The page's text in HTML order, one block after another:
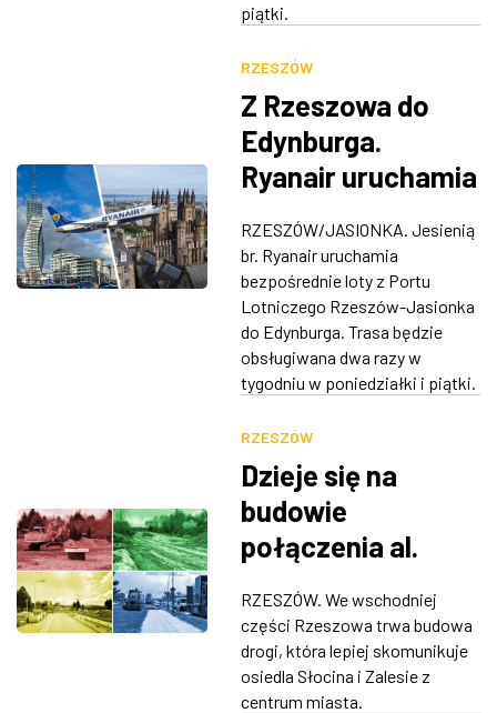
piątki.
RZESZÓW
Z Rzeszowa do
Edynburga.
Ryanair uruchamia
RZESZÓW/JASIONKA. Jesienią
br. Ryanair uruchamia
bezpośrednie loty z Portu
Lotniczego Rzeszów-Jasionka
do Edynburga. Trasa będzie
obsługiwana dwa razy w
tygodniu w poniedziałki i piątki.
RZESZÓW
Dzieje się na
budowie
połączenia al.
z ul.
Wieniawskiego
[ZDJĘCIA]
RZESZÓW. We wschodniej
części Rzeszowa trwa budowa
drogi, która lepiej skomunikuje
osiedla Słocina i Zalesie z
centrum miasta.